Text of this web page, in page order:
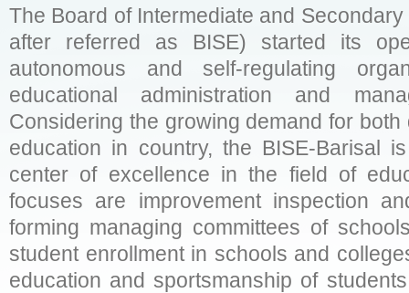
The Board of Intermediate and
after referred as BISE) started its
autonomous and self-regulating
educational administration and
Considering the growing demand for
education in country, the BISE-Barisal
center of excellence in the field of
focuses are improvement inspection
forming managing committees of
student enrollment in schools and
education and sportsmanship of